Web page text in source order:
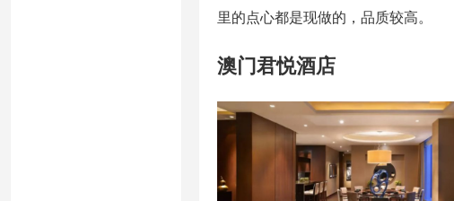
里的点心都是现做的，品质较高。
澳门君悦酒店